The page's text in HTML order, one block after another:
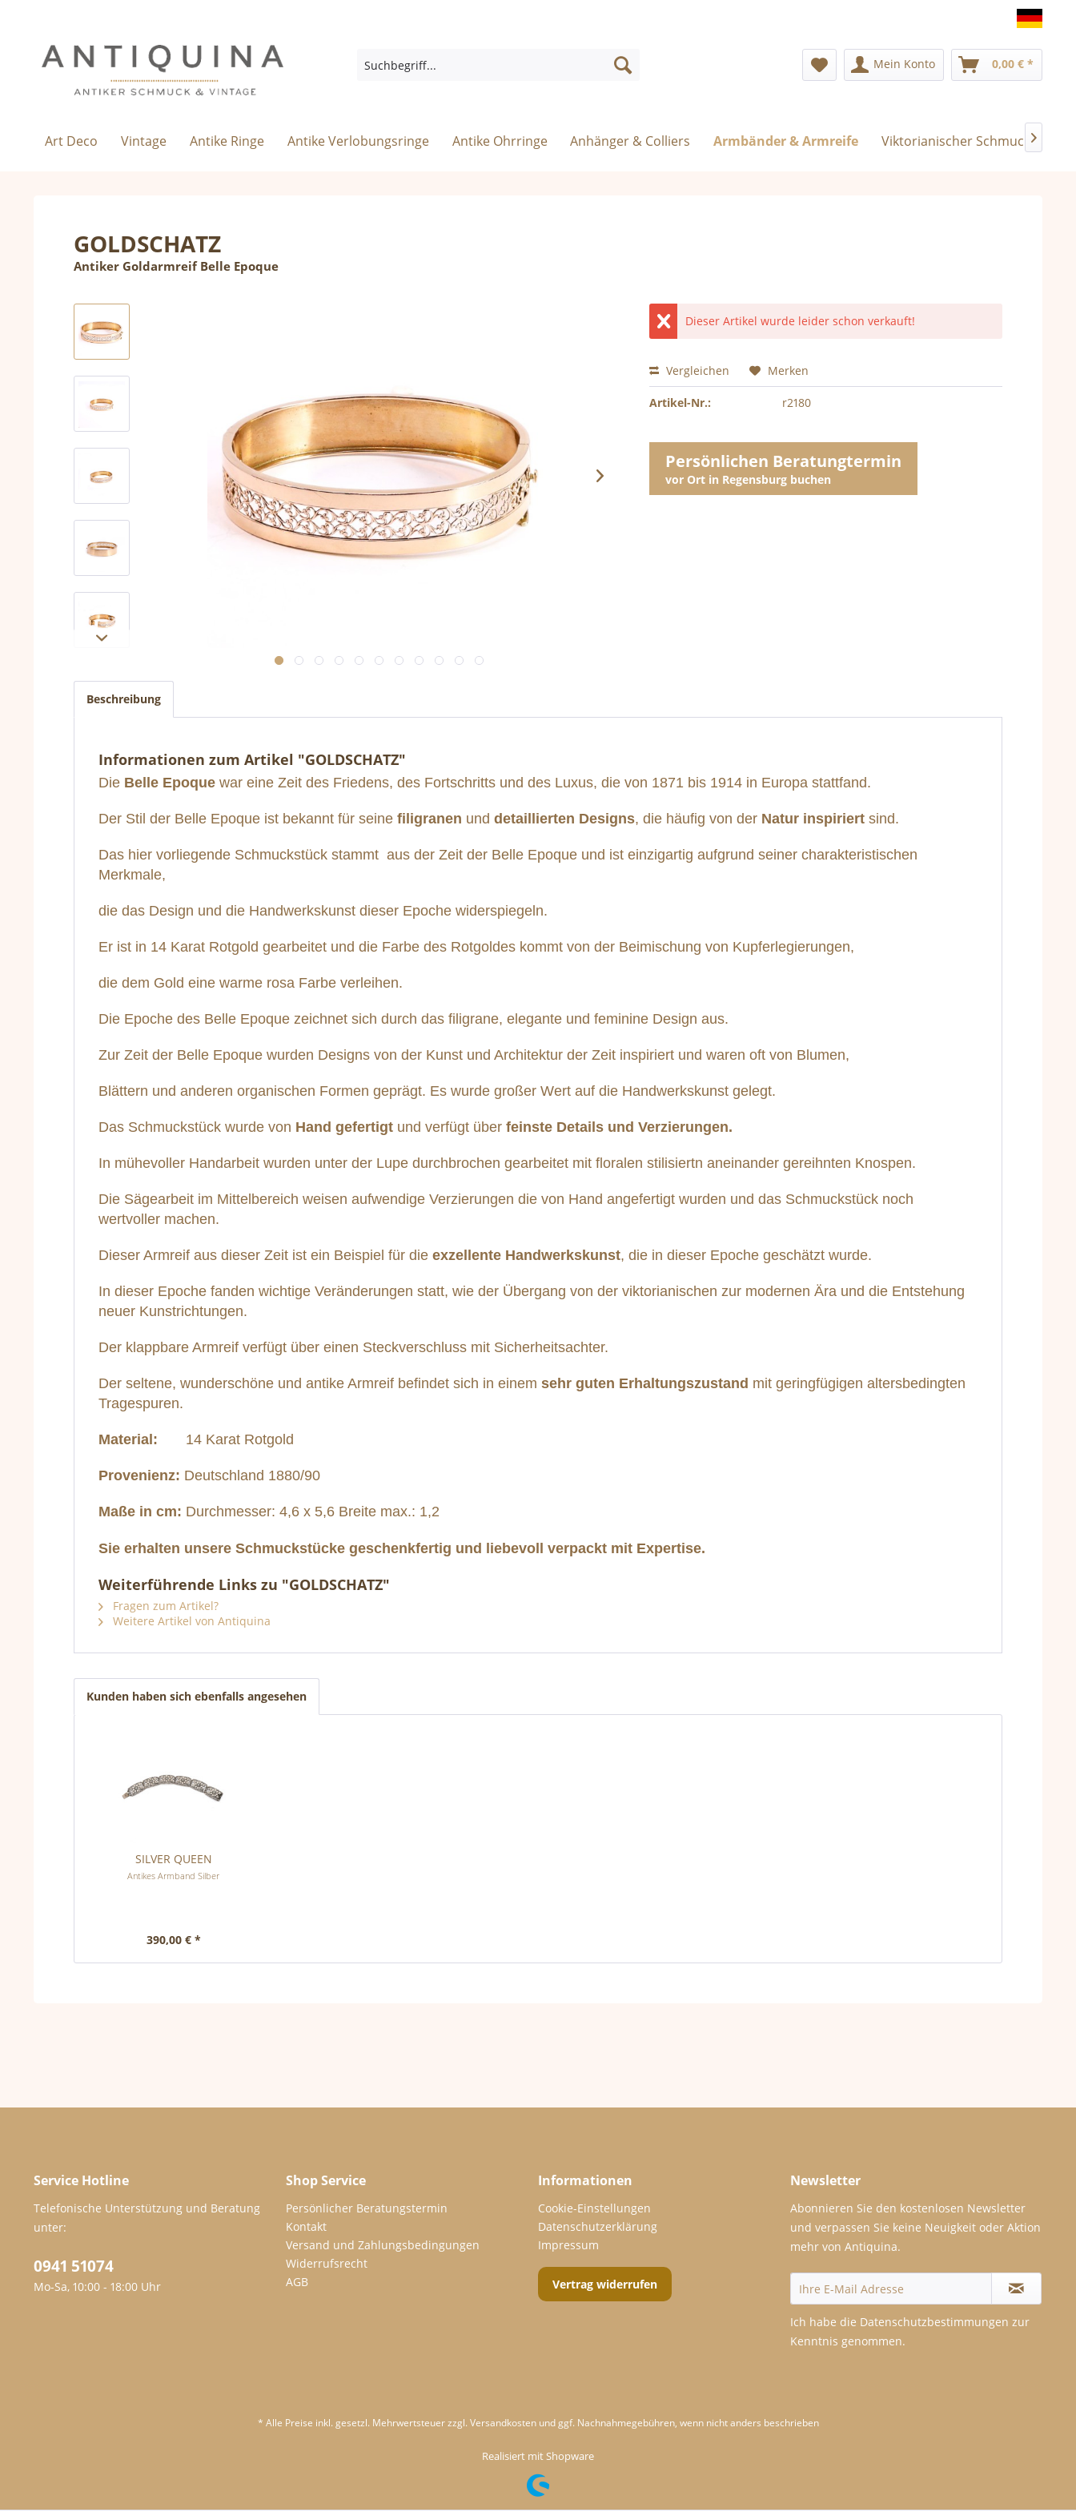
Mein Konto 0,00 € *
Art Deco Vintage Antike Ringe Antike Verlobungsringe Antike Ohrringe Anhänger & Colliers Armbänder & Armreife Viktorianischer Schmuck 
GOLDSCHATZ
Antiker Goldarmreif Belle Epoque
Dieser Artikel wurde leider schon verkauft!
Vergleichen Merken
Artikel-Nr.: r2180
Persönlichen Beratungtermin
vor Ort in Regensburg buchen
Beschreibung
Informationen zum Artikel "GOLDSCHATZ"
Die Belle Epoque war eine Zeit des Friedens, des Fortschritts und des Luxus, die von 1871 bis 1914 in Europa stattfand.
Der Stil der Belle Epoque ist bekannt für seine filigranen und detaillierten Designs, die häufig von der Natur inspiriert sind.
Das hier vorliegende Schmuckstück stammt aus der Zeit der Belle Epoque und ist einzigartig aufgrund seiner charakteristischen
Merkmale,
die das Design und die Handwerkskunst dieser Epoche widerspiegeln.
Er ist in 14 Karat Rotgold gearbeitet und die Farbe des Rotgoldes kommt von der Beimischung von Kupferlegierungen,
die dem Gold eine warme rosa Farbe verleihen.
Die Epoche des Belle Epoque zeichnet sich durch das filigrane, elegante und feminine Design aus.
Zur Zeit der Belle Epoque wurden Designs von der Kunst und Architektur der Zeit inspiriert und waren oft von Blumen,
Blättern und anderen organischen Formen geprägt. Es wurde großer Wert auf die Handwerkskunst gelegt.
Das Schmuckstück wurde von Hand gefertigt und verfügt über feinste Details und Verzierungen.
In mühevoller Handarbeit wurden unter der Lupe durchbrochen gearbeitet mit floralen stilisiertn aneinander gereihnten Knospen.
Die Sägearbeit im Mittelbereich weisen aufwendige Verzierungen die von Hand angefertigt wurden und das Schmuckstück noch
wertvoller machen.
Dieser Armreif aus dieser Zeit ist ein Beispiel für die exzellente Handwerkskunst, die in dieser Epoche geschätzt wurde.
In dieser Epoche fanden wichtige Veränderungen statt, wie der Übergang von der viktorianischen zur modernen Ära und die Entstehung
neuer Kunstrichtungen.
Der klappbare Armreif verfügt über einen Steckverschluss mit Sicherheitsachter.
Der seltene, wunderschöne und antike Armreif befindet sich in einem sehr guten Erhaltungszustand mit geringfügigen altersbedingten
Tragespuren.
Material: 14 Karat Rotgold
Provenienz: Deutschland 1880/90
Maße in cm: Durchmesser: 4,6 x 5,6 Breite max.: 1,2
Sie erhalten unsere Schmuckstücke geschenkfertig und liebevoll verpackt mit Expertise.
Weiterführende Links zu "GOLDSCHATZ"
Fragen zum Artikel?
Weitere Artikel von Antiquina
Kunden haben sich ebenfalls angesehen
SILVER QUEEN
Antikes Armband Silber
390,00 € *
Service Hotline
Telefonische Unterstützung und Beratung
unter:
0941 51074
Mo-Sa, 10:00 - 18:00 Uhr
Shop Service
Persönlicher Beratungstermin
Kontakt
Versand und Zahlungsbedingungen
Widerrufsrecht
AGB
Informationen
Cookie-Einstellungen
Datenschutzerklärung
Impressum
Vertrag widerrufen
Newsletter
Abonnieren Sie den kostenlosen Newsletter
und verpassen Sie keine Neuigkeit oder Aktion
mehr von Antiquina.
Ich habe die Datenschutzbestimmungen zur
Kenntnis genommen.
* Alle Preise inkl. gesetzl. Mehrwertsteuer zzgl. Versandkostenund ggf. Nachnahmegebühren, wenn nicht anders beschrieben
Realisiert mit Shopware